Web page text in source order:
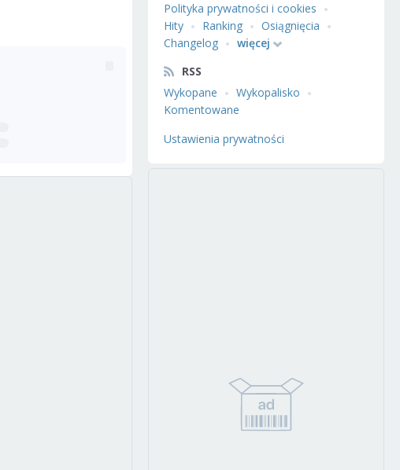
Polityka prywatności i cookies
Hity
Ranking
Osiągnięcia
Changelog
więcej
RSS
Wykopane
Wykopalisko
Komentowane
Ustawienia prywatności